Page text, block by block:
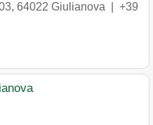
, 64022 Giulianova
+39